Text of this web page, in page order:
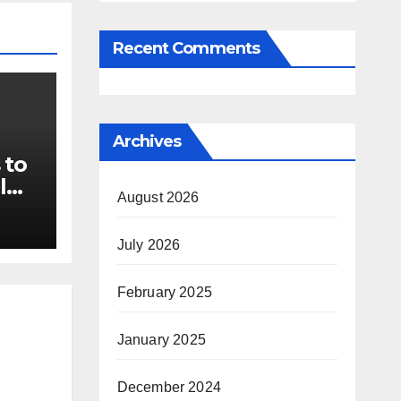
to
Recent Comments
Archives
August 2026
July 2026
February 2025
January 2025
December 2024